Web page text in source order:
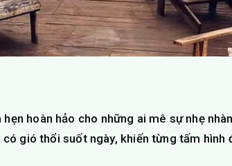
hoàn hảo cho những ai mê sự nhẹ
gió thổi suốt ngày, khiến từng tấm hình